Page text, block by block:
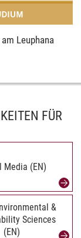
Leuphana
FÜR
Media (EN)
&
Sciences
(EN)